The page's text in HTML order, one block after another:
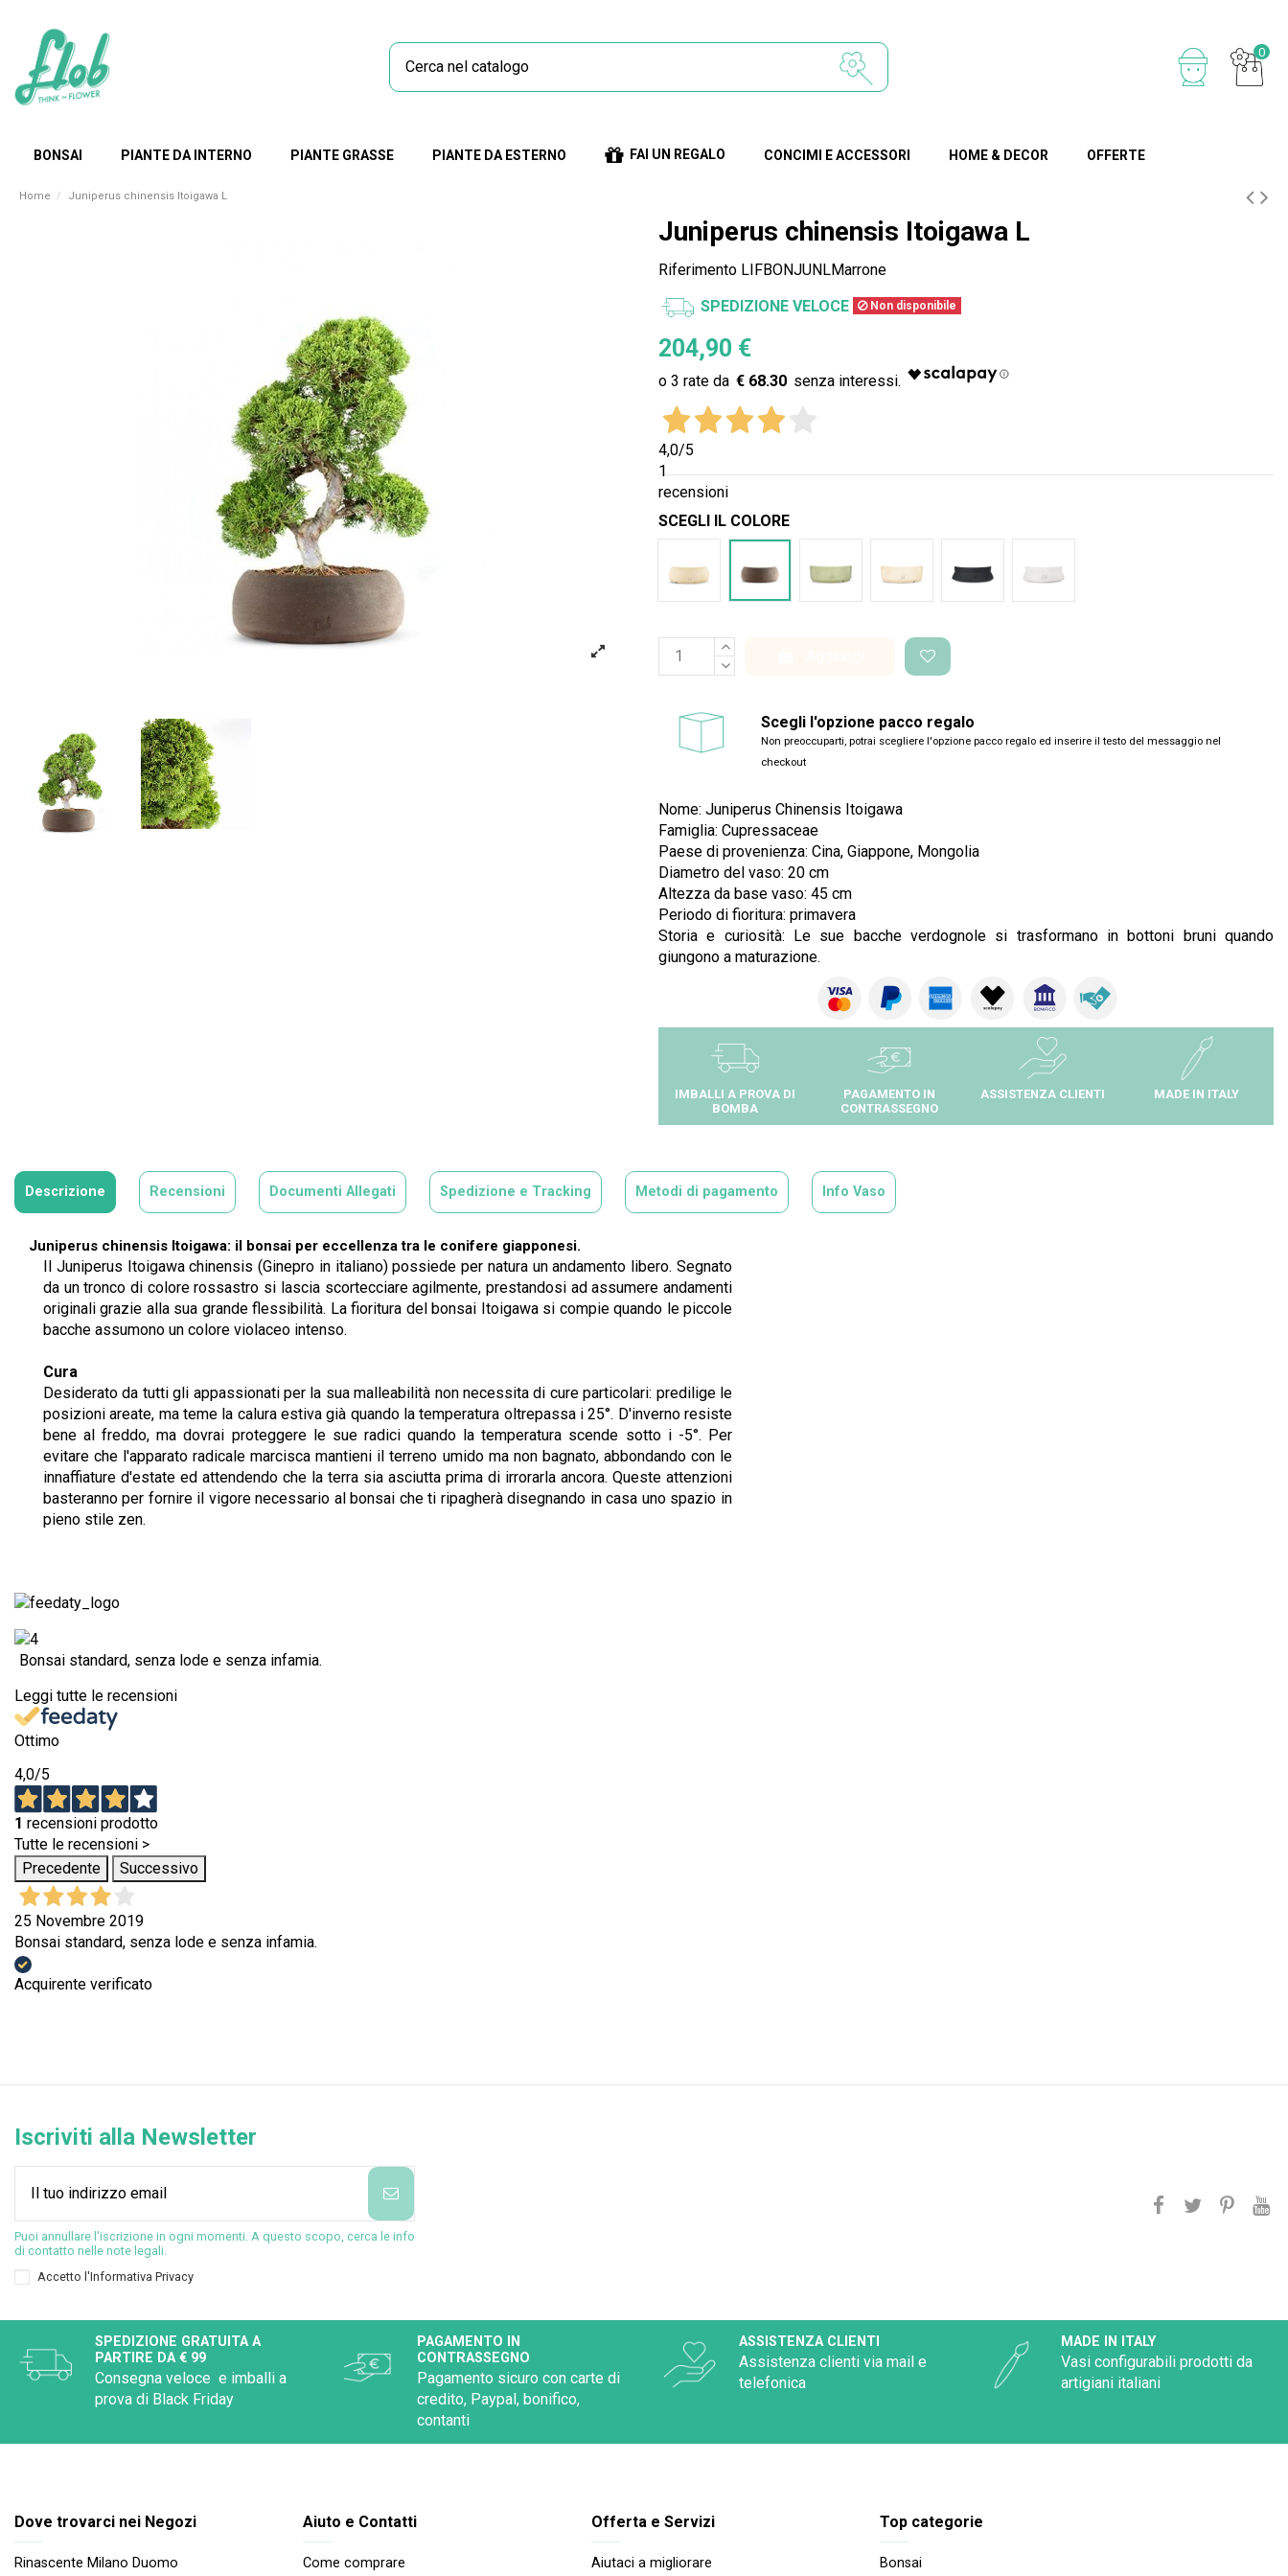
0
BONSAI PIANTE DA INTERNO PIANTE GRASSE PIANTE DA ESTERNO FAI UN REGALO CONCIMI E ACCESSORI HOME & DECOR OFFERTE
Home Juniperus chinensis Itoigawa L
Juniperus chinensis Itoigawa L
Riferimento LIFBONJUNLMarrone
SPEDIZIONE VELOCE Non disponibile
204,90 €
€ 68.30
4,0/5
1
recensioni
SCEGLI IL COLORE
Scegli l'opzione pacco regalo
Non preoccuparti, potrai scegliere l'opzione pacco regalo ed inserire il testo del messaggio nel
checkout
Nome: Juniperus Chinensis Itoigawa
Famiglia: Cupressaceae
Paese di provenienza: Cina, Giappone, Mongolia
Diametro del vaso: 20 cm
Altezza da base vaso: 45 cm
Periodo di fioritura: primavera
Storia e curiosità: Le sue bacche verdognole si trasformano in bottoni bruni quando
giungono a maturazione.
IMBALLI A PROVA DI
BOMBA
PAGAMENTO IN
CONTRASSEGNO
ASSISTENZA CLIENTI MADE IN ITALY
Descrizione Recensioni Documenti Allegati Spedizione e Tracking Metodi di pagamento Info Vaso
Juniperus chinensis Itoigawa: il bonsai per eccellenza tra le conifere giapponesi.
Il Juniperus Itoigawa chinensis (Ginepro in italiano) possiede per natura un andamento libero. Segnato
da un tronco di colore rossastro si lascia scortecciare agilmente, prestandosi ad assumere andamenti
originali grazie alla sua grande flessibilità. La fioritura del bonsai Itoigawa si compie quando le piccole
bacche assumono un colore violaceo intenso.
Cura
Desiderato da tutti gli appassionati per la sua malleabilità non necessita di cure particolari: predilige le
posizioni areate, ma teme la calura estiva già quando la temperatura oltrepassa i 25°. D'inverno resiste
bene al freddo, ma dovrai proteggere le sue radici quando la temperatura scende sotto i -5°. Per
evitare che l'apparato radicale marcisca mantieni il terreno umido ma non bagnato, abbondando con le
innaffiature d'estate ed attendendo che la terra sia asciutta prima di irrorarla ancora. Queste attenzioni
basteranno per fornire il vigore necessario al bonsai che ti ripagherà disegnando in casa uno spazio in
pieno stile zen.
Bonsai standard, senza lode e senza infamia.
Leggi tutte le recensioni
Ottimo
4,0/5
1 recensioni prodotto
Tutte le recensioni >
Precedente
Successivo
25 Novembre 2019
Bonsai standard, senza lode e senza infamia.
Acquirente verificato
Iscriviti alla Newsletter
Puoi annullare l'iscrizione in ogni momenti. A questo scopo, cerca le info
di contatto nelle note legali.
Accetto l'Informativa Privacy
SPEDIZIONE GRATUITA A
PARTIRE DA € 99
Consegna veloce e imballi a
prova di Black Friday
PAGAMENTO IN
CONTRASSEGNO
Pagamento sicuro con carte di
credito, Paypal, bonifico,
contanti
ASSISTENZA CLIENTI
Assistenza clienti via mail e
telefonica
MADE IN ITALY
Vasi configurabili prodotti da
artigiani italiani
Dove trovarci nei Negozi
Rinascente Milano Duomo
Aiuto e Contatti
Come comprare
Offerta e Servizi
Aiutaci a migliorare
Top categorie
Bonsai